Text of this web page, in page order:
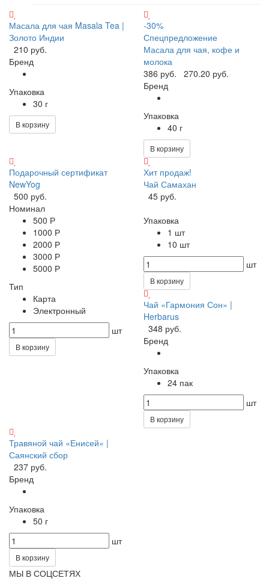
Масала для чая Masala Tea |
Золото Индии
210 руб.
Бренд
Упаковка
30 г
В корзину
-30%
Спецпредложение
Масала для чая, кофе и
молока
386 руб.
270.20 руб.
Бренд
Упаковка
40 г
В корзину
Подарочный сертификат
NewYog
500 руб.
Номинал
500 Р
1000 Р
2000 Р
3000 Р
5000 Р
Тип
Карта
Электронный
шт
В корзину
Хит продаж!
Чай Самахан
45 руб.
Упаковка
1 шт
10 шт
шт
В корзину
Чай «Гармония Сон» |
Herbarus
348 руб.
Бренд
Упаковка
24 пак
шт
В корзину
Травяной чай «Енисей» |
Саянский сбор
237 руб.
Бренд
Упаковка
50 г
шт
В корзину
МЫ В СОЦСЕТЯХ